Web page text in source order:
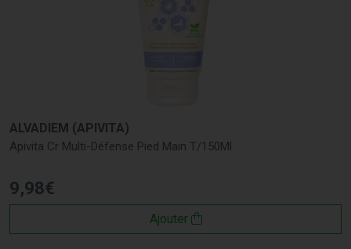
ALVADIEM (APIVITA)
Apivita Cr Multi-Défense Pied Main T/150Ml
9,98€
Ajouter